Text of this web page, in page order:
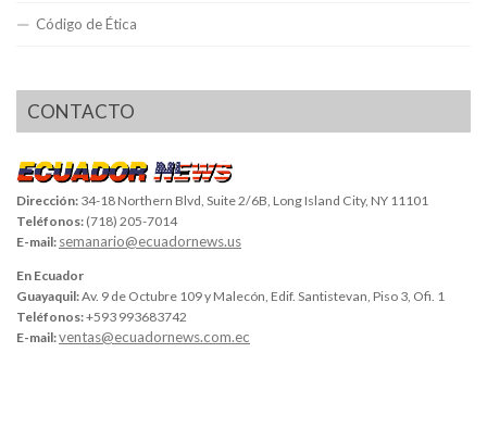
Código de Ética
CONTACTO
Dirección: 34-18 Northern Blvd, Suite 2/6B, Long Island City, NY 11101
Teléfonos: (718) 205-7014
E-mail: semanario@ecuadornews.us
En Ecuador
Guayaquil:Av. 9 de Octubre 109 y Malecón, Edif. Santistevan, Piso 3, Ofi. 1
Teléfonos:+593 993683742
E-mail:ventas@ecuadornews.com.ec